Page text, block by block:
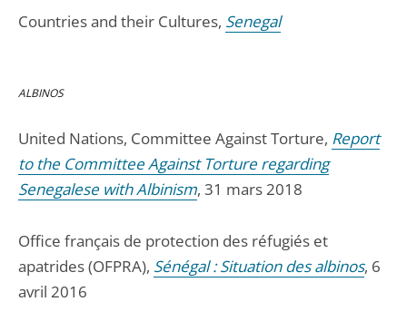
Countries and their Cultures, Senegal
ALBINOS
United Nations, Committee Against Torture, Report
to the Committee Against Torture regarding
Senegalese with Albinism, 31 mars 2018
Office français de protection des réfugiés et
apatrides (OFPRA), Sénégal : Situation des albinos, 6
avril 2016